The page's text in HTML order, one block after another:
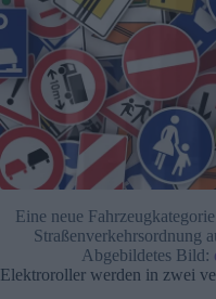
Eine neue
Straßenverkehrsordnung
Abgebildetes Bild:
Elektroroller werden in zwei